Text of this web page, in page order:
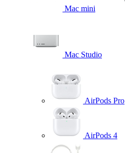
Mac mini
Mac Studio
AirPods Pro
AirPods 4